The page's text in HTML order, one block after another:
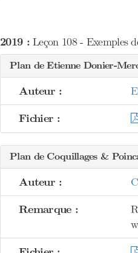
2019 :Leçon 108 - Exemples
Plan de Etienne Donier-
Auteur :
Fichier :
Plan de Coquillages &
Auteur :
Remarque :